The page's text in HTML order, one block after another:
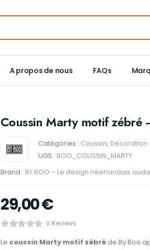
A propos de nous FAQs
Coussin Marty motif zébré
Catégories : Coussin, Décoration
UGS : BOO_COUSSIN_MARTY
Brand : BY BOO – Le design néerlandais
29,00€
0 Reviews
Le coussin Marty motif zébré de By Boo